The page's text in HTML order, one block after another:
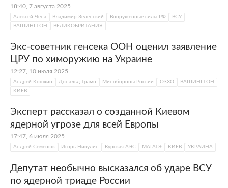
18:40, 7 августа 2025
Алексей Чепа Владимир Зеленский Вооруженные силы РФ
ВСУ
ВАШИНГТОН
ВЕЛИКОБРИТАНИЯ
Экс-советник генсека ООН оценил заявление
ЦРУ по химоружию на Украине
12:27, 10 июля 2025
Андрей Кошкин Дональд Трамп Минобороны России ОЗХО
ВАШИНГТОН
КИЕВ
Эксперт рассказал о созданной Киевом
ядерной угрозе для всей Европы
17:47, 6 июля 2025
Андрей Семенюк Игорь Никулин Курская АЭС МАГАТЭ КИЕВ УКРАИНА
Депутат необычно высказался об ударе ВСУ
по ядерной триаде России